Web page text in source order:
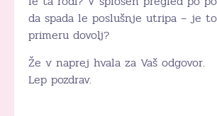
da spada le poslušnje utripa – je
primeru dovolj?
Že v naprej hvala za Vaš odgovor.
Lep pozdrav.